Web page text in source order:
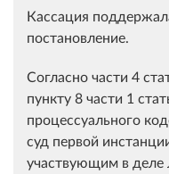
Кассация
постановление.
Согласно части 4
пункту 8 части 1
процессуального
суд первой
участвующим в деле